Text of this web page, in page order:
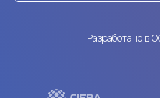
Разработано